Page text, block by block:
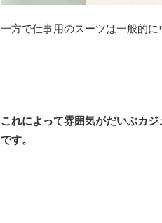
一方で仕事用のスーツは一般的に
これによって雰囲気がだいぶカ
です。